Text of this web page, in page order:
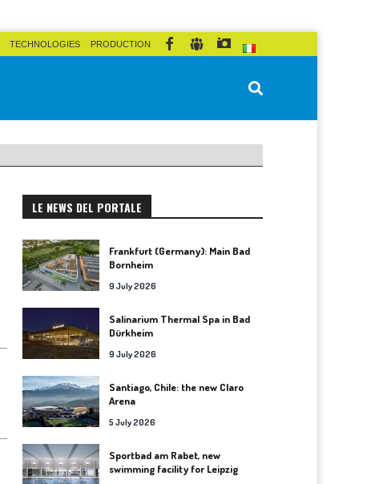
TECHNOLOGIES PRODUCTION
LE NEWS DEL PORTALE
Frankfurt (Germany): Main Bad
Bornheim
9 July 2026
Salinarium Thermal Spa in Bad
Dürkheim
9 July 2026
Santiago, Chile: the new Claro
Arena
5 July 2026
Sportbad am Rabet, new
swimming facility for Leipzig